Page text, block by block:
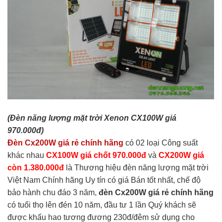
(Đèn năng lượng mặt trời Xenon CX100W giá
970.000đ)
Đèn Cx200W giá rẻ chính hãng có 02 loại Công suất
khác nhau CX100W giá chốt 970.000đ và CX200W giá
còn 1.380.000đ là Thương hiệu đèn năng lượng mặt trời
Việt Nam Chính hãng Uy tín có giá Bán tốt nhất, chế độ
bảo hành chu đáo 3 năm, đèn Cx200W giá rẻ chính hãng
có tuổi thọ lên đén 10 năm, đầu tư 1 lần Quý khách sẽ
được khấu hao tương đương 230đ/đêm sử dụng cho